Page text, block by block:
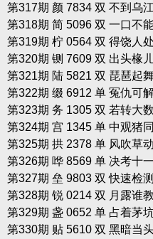
第317期 颜 7834 双 不到乌
第318期 简 5096 双 一口不
第319期 柠 0564 双 得饶人
第320期 铡 7609 双 出头椽
第321期 陆 5821 双 琵琶起
第322期 缀 6912 单 冤仇可
第323期 务 1305 双 若转大
第324期 宫 1345 单 中观猪
第325期 拱 2378 单 风吹草
第326期 哗 8569 单 决考十
第327期 垒 9803 双 快速检
第328期 锐 0214 双 月露谁
第329期 盏 0652 单 占着茅
第330期 贴 5610 双 黑暗当